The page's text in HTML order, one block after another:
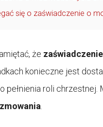
się o zaświadczenie o
że zaświadczenie
konieczne jest
pełnienia roli chrzestnej.